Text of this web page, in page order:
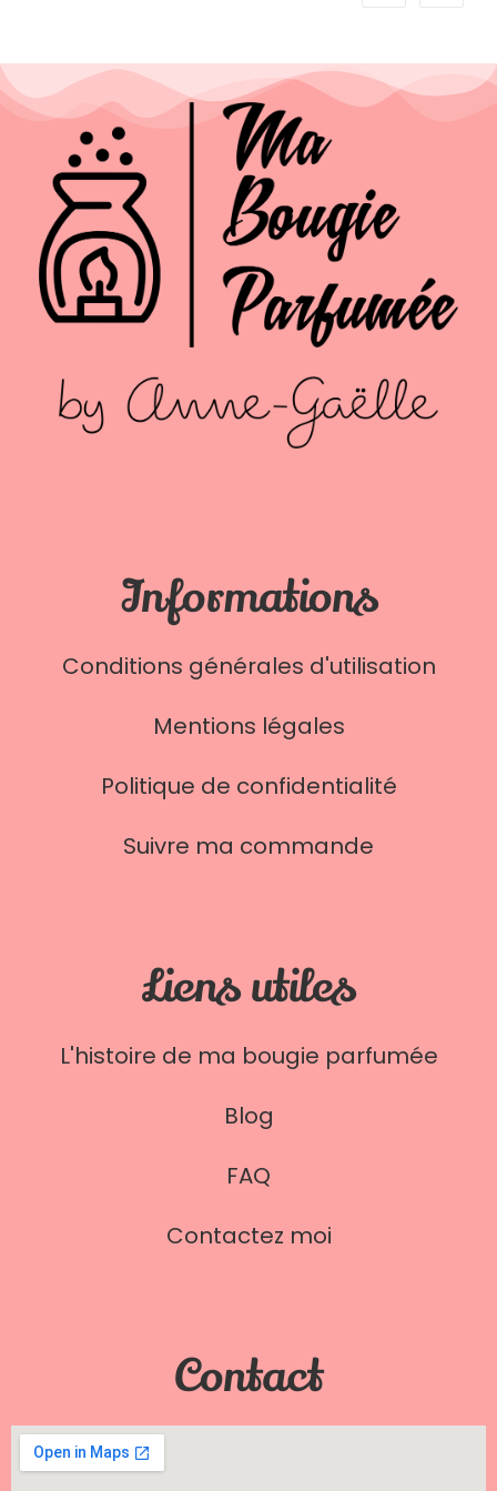
Informations
Conditions générales d'utilisation
Mentions légales
Politique de confidentialité
Suivre ma commande
Liens utiles
L'histoire de ma bougie parfumée
Blog
FAQ
Contactez moi
Contact